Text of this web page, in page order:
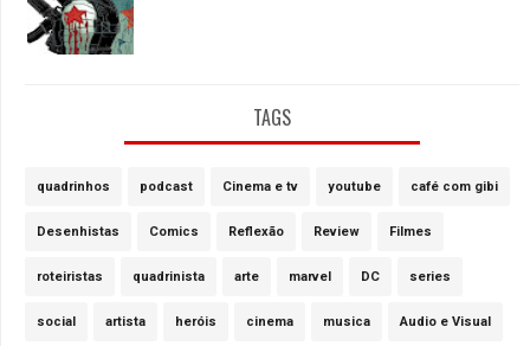
TAGS
quadrinhos podcast Cinema e tv youtube café com gibi
Desenhistas Comics Reflexão Review Filmes
roteiristas quadrinista arte marvel DC series
social artista heróis cinema musica Audio e Visual